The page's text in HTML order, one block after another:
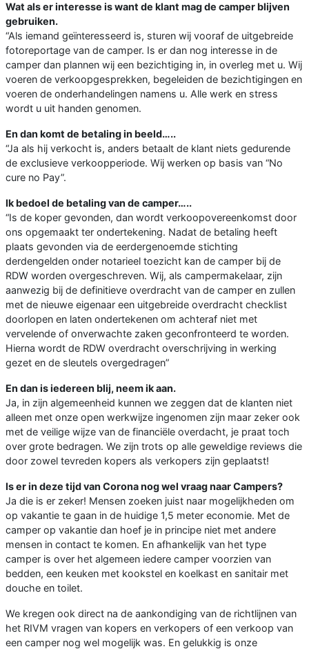
Wat als er interesse is want de klant mag de camper blijven
gebruiken.
“Als iemand geïnteresseerd is, sturen wij vooraf de uitgebreide
fotoreportage van de camper. Is er dan nog interesse in de
camper dan plannen wij een bezichtiging in, in overleg met u. Wij
voeren de verkoopgesprekken, begeleiden de bezichtigingen en
voeren de onderhandelingen namens u. Alle werk en stress
wordt u uit handen genomen.
En dan komt de betaling in beeld…..
“Ja als hij verkocht is, anders betaalt de klant niets gedurende
de exclusieve verkoopperiode. Wij werken op basis van “No
cure no Pay”.
Ik bedoel de betaling van de camper…..
“Is de koper gevonden, dan wordt verkoopovereenkomst door
ons opgemaakt ter ondertekening. Nadat de betaling heeft
plaats gevonden via de eerdergenoemde stichting
derdengelden onder notarieel toezicht kan de camper bij de
RDW worden overgeschreven. Wij, als campermakelaar, zijn
aanwezig bij de definitieve overdracht van de camper en zullen
met de nieuwe eigenaar een uitgebreide overdracht checklist
doorlopen en laten ondertekenen om achteraf niet met
vervelende of onverwachte zaken geconfronteerd te worden.
Hierna wordt de RDW overdracht overschrijving in werking
gezet en de sleutels overgedragen”
En dan is iedereen blij, neem ik aan.
Ja, in zijn algemeenheid kunnen we zeggen dat de klanten niet
alleen met onze open werkwijze ingenomen zijn maar zeker ook
met de veilige wijze van de financiële overdacht, je praat toch
over grote bedragen. We zijn trots op alle geweldige reviews die
door zowel tevreden kopers als verkopers zijn geplaatst!
Is er in deze tijd van Corona nog wel vraag naar Campers?
Ja die is er zeker! Mensen zoeken juist naar mogelijkheden om
op vakantie te gaan in de huidige 1,5 meter economie. Met de
camper op vakantie dan hoef je in principe niet met andere
mensen in contact te komen. En afhankelijk van het type
camper is over het algemeen iedere camper voorzien van
bedden, een keuken met kookstel en koelkast en sanitair met
douche en toilet.
We kregen ook direct na de aankondiging van de richtlijnen van
het RIVM vragen van kopers en verkopers of een verkoop van
een camper nog wel mogelijk was. En gelukkig is onze